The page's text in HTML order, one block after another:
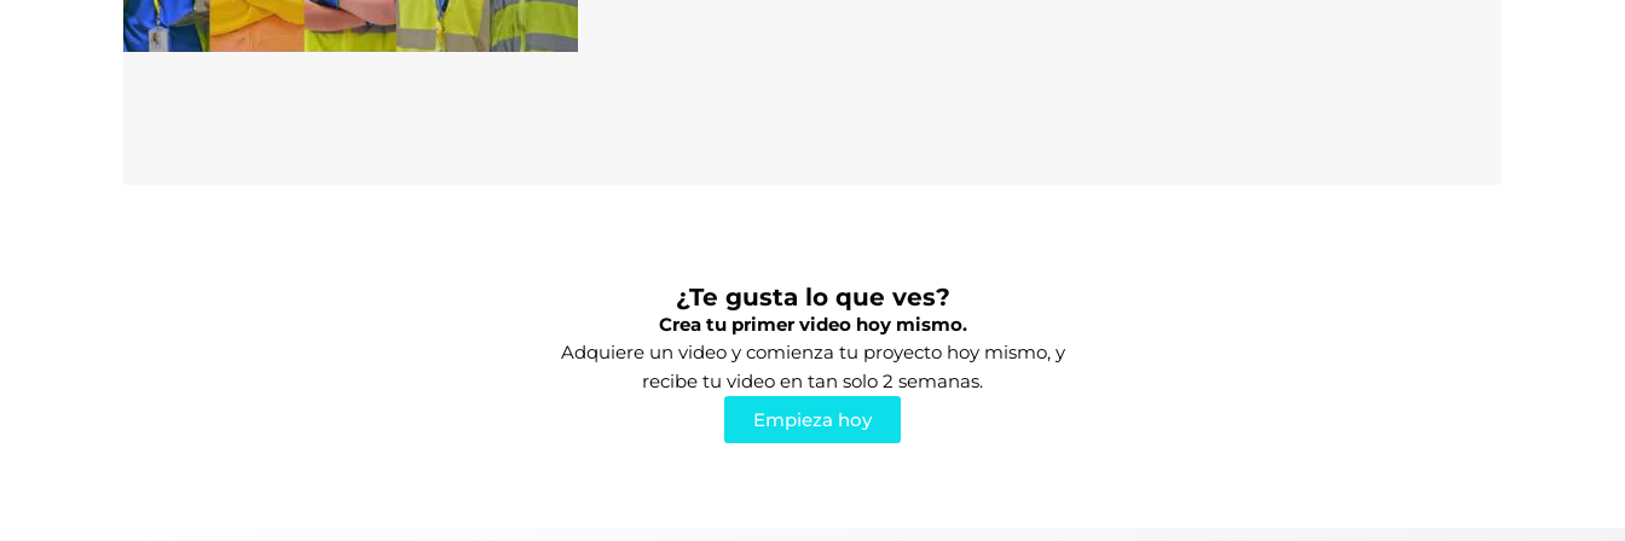
¿Te gusta lo que ves?
Crea tu primer video hoy mismo.
Adquiere un video y comienza tu proyecto hoy mismo, y
recibe tu video en tan solo 2 semanas.
Empieza hoy